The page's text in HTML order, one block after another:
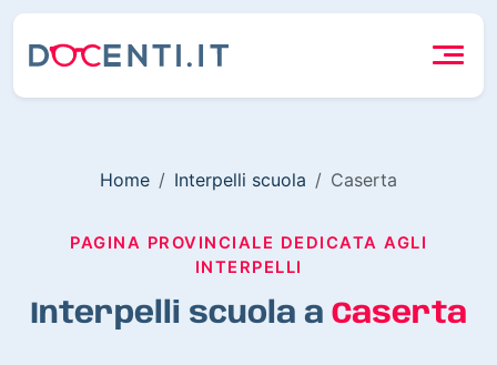
Home Interpelli scuola Caserta
PAGINA PROVINCIALE DEDICATA AGLI
INTERPELLI
Interpelli scuola a Caserta